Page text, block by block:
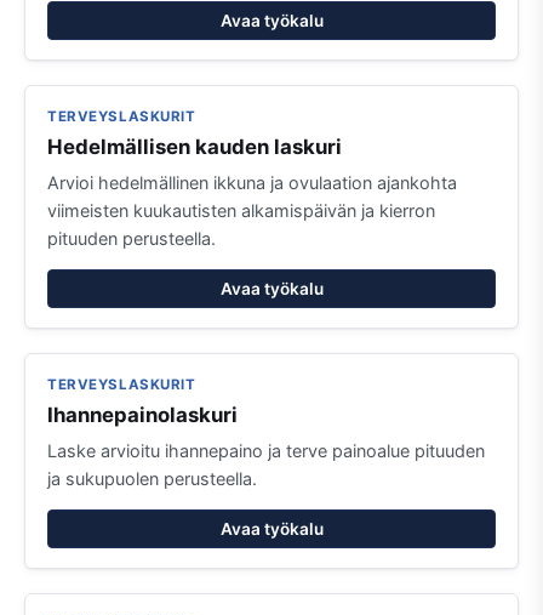
Avaa työkalu
TERVEYSLASKURIT
Hedelmällisen kauden laskuri
Arvioi hedelmällinen ikkuna ja ovulaation ajankohta
viimeisten kuukautisten alkamispäivän ja kierron
pituuden perusteella.
Avaa työkalu
TERVEYSLASKURIT
Ihannepainolaskuri
Laske arvioitu ihannepaino ja terve painoalue pituuden
ja sukupuolen perusteella.
Avaa työkalu